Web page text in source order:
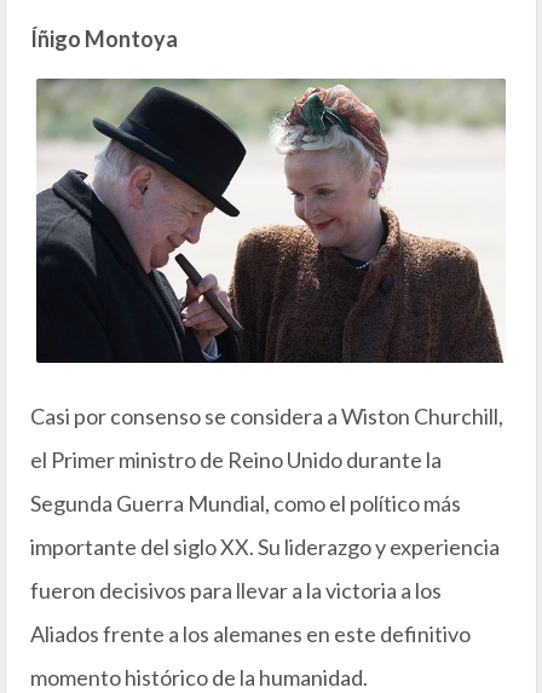
Íñigo Montoya
Casi por consenso se considera a Wiston Churchill,
el Primer ministro de Reino Unido durante la
Segunda Guerra Mundial, como el político más
importante del siglo XX. Su liderazgo y experiencia
fueron decisivos para llevar a la victoria a los
Aliados frente a los alemanes en este definitivo
momento histórico de la humanidad.